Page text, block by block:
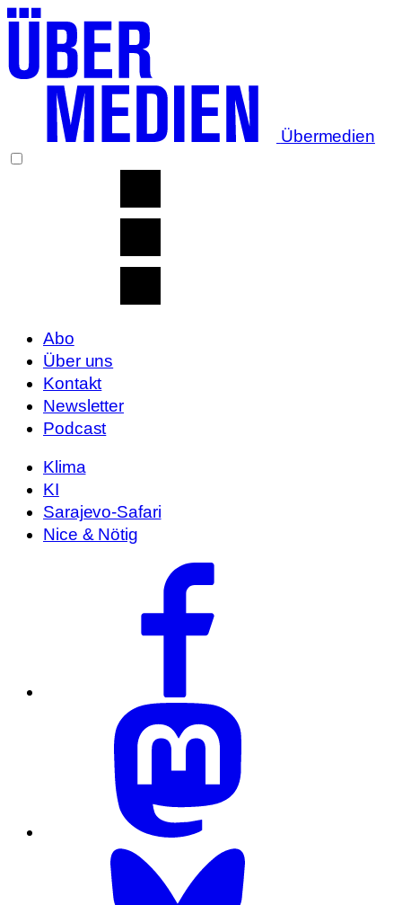
Übermedien
Abo
Über uns
Kontakt
Newsletter
Podcast
Klima
KI
Sarajevo-Safari
Nice & Nötig